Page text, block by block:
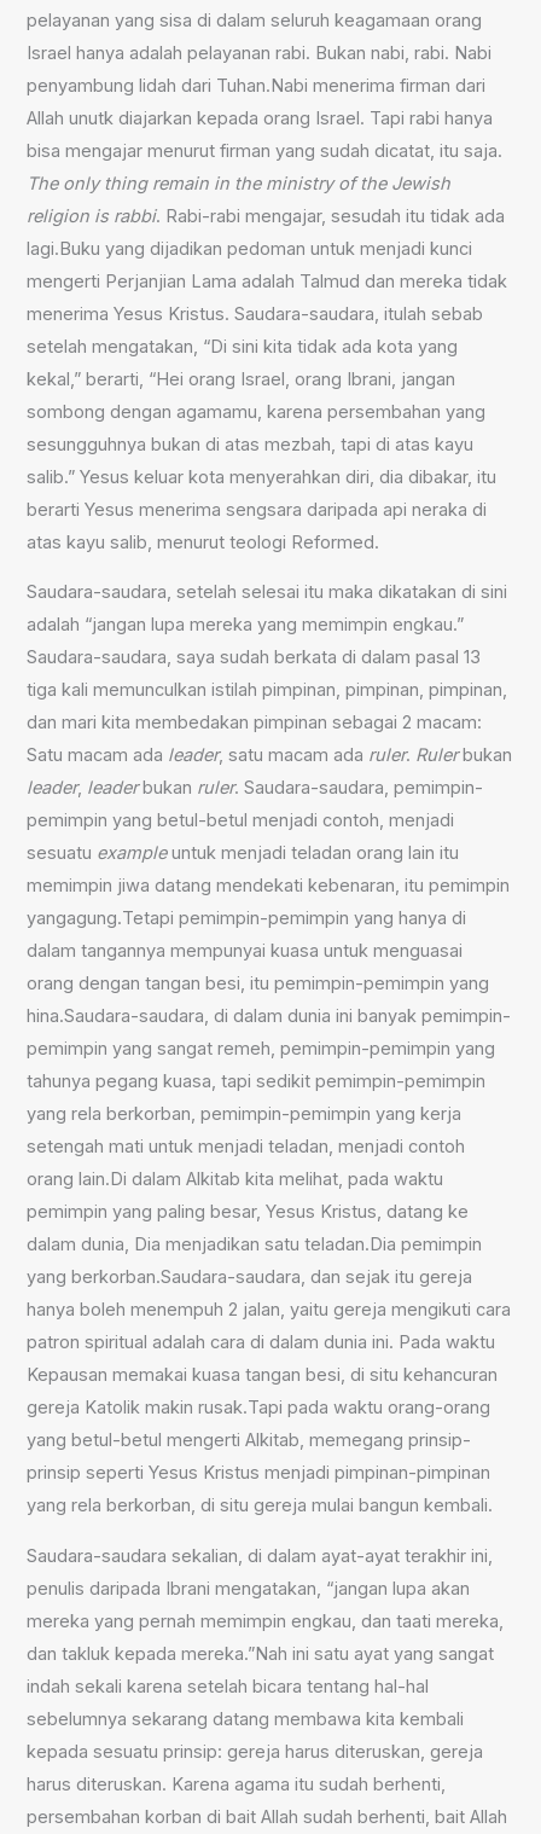
pelayanan yang sisa di dalam seluruh keagamaan orang
Israel hanya adalah pelayanan rabi. Bukan nabi, rabi. Nabi
penyambung lidah dari Tuhan.Nabi menerima firman dari
Allah unutk diajarkan kepada orang Israel. Tapi rabi hanya
bisa mengajar menurut firman yang sudah dicatat, itu saja.
The only thing remain in the ministry of the Jewish
religion is rabbi. Rabi-rabi mengajar, sesudah itu tidak ada
lagi.Buku yang dijadikan pedoman untuk menjadi kunci
mengerti Perjanjian Lama adalah Talmud dan mereka tidak
menerima Yesus Kristus. Saudara-saudara, itulah sebab
setelah mengatakan, “Di sini kita tidak ada kota yang
kekal,” berarti, “Hei orang Israel, orang Ibrani, jangan
sombong dengan agamamu, karena persembahan yang
sesungguhnya bukan di atas mezbah, tapi di atas kayu
salib.” Yesus keluar kota menyerahkan diri, dia dibakar, itu
berarti Yesus menerima sengsara daripada api neraka di
atas kayu salib, menurut teologi Reformed.
Saudara-saudara, setelah selesai itu maka dikatakan di sini
adalah “jangan lupa mereka yang memimpin engkau.”
Saudara-saudara, saya sudah berkata di dalam pasal 13
tiga kali memunculkan istilah pimpinan, pimpinan, pimpinan,
dan mari kita membedakan pimpinan sebagai 2 macam:
Satu macam ada leader, satu macam ada ruler. Rulerbukan
leader, leaderbukan ruler. Saudara-saudara, pemimpin-
pemimpin yang betul-betul menjadi contoh, menjadi
sesuatu exampleuntuk menjadi teladan orang lain itu
memimpin jiwa datang mendekati kebenaran, itu pemimpin
yangagung.Tetapi pemimpin-pemimpin yang hanya di
dalam tangannya mempunyai kuasa untuk menguasai
orang dengan tangan besi, itu pemimpin-pemimpin yang
hina.Saudara-saudara, di dalam dunia ini banyak pemimpin-
pemimpin yang sangat remeh, pemimpin-pemimpin yang
tahunya pegang kuasa, tapi sedikit pemimpin-pemimpin
yang rela berkorban, pemimpin-pemimpin yang kerja
setengah mati untuk menjadi teladan, menjadi contoh
orang lain.Di dalam Alkitab kita melihat, pada waktu
pemimpin yang paling besar, Yesus Kristus, datang ke
dalam dunia, Dia menjadikan satu teladan.Dia pemimpin
yang berkorban.Saudara-saudara, dan sejak itu gereja
hanya boleh menempuh 2 jalan, yaitu gereja mengikuti cara
patron spiritual adalah cara di dalam dunia ini. Pada waktu
Kepausan memakai kuasa tangan besi, di situ kehancuran
gereja Katolik makin rusak.Tapi pada waktu orang-orang
yang betul-betul mengerti Alkitab, memegang prinsip-
prinsip seperti Yesus Kristus menjadi pimpinan-pimpinan
yang rela berkorban, di situ gereja mulai bangun kembali.
Saudara-saudara sekalian, di dalam ayat-ayat terakhir ini,
penulis daripada Ibrani mengatakan, “jangan lupa akan
mereka yang pernah memimpin engkau, dan taati mereka,
dan takluk kepada mereka.”Nah ini satu ayat yang sangat
indah sekali karena setelah bicara tentang hal-hal
sebelumnya sekarang datang membawa kita kembali
kepada sesuatu prinsip: gereja harus diteruskan, gereja
harus diteruskan. Karena agama itu sudah berhenti,
persembahan korban di bait Allah sudah berhenti, bait Allah